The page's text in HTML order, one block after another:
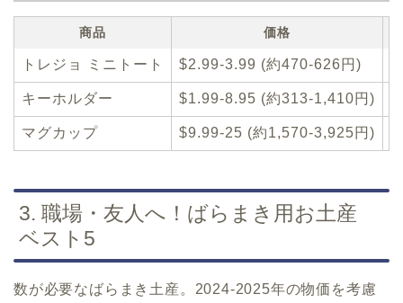
商品 価格
トレジョ ミニトート $2.99-3.99 (約470-626円)
キーホルダー $1.99-8.95 (約313-1,410円)
マグカップ $9.99-25 (約1,570-3,925円)
3. 職場・友人へ！ばらまき用お土産
ベスト5
数が必要なばらまき土産。2024-2025年の物価を考慮